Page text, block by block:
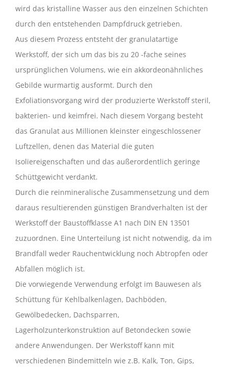
wird das kristalline Wasser aus den einzelnen Schichten
durch den entstehenden Dampfdruck getrieben.
Aus diesem Prozess entsteht der granulatartige
Werkstoff, der sich um das bis zu 20 -fache seines
ursprünglichen Volumens, wie ein akkordeonähnliches
Gebilde wurmartig ausformt. Durch den
Exfoliationsvorgang wird der produzierte Werkstoff steril,
bakterien- und keimfrei. Nach diesem Vorgang besteht
das Granulat aus Millionen kleinster eingeschlossener
Luftzellen, denen das Material die guten
Isoliereigenschaften und das außerordentlich geringe
Schüttgewicht verdankt.
Durch die reinmineralische Zusammensetzung und dem
daraus resultierenden günstigen Brandverhalten ist der
Werkstoff der Baustoffklasse A1 nach DIN EN 13501
zuzuordnen. Eine Unterteilung ist nicht notwendig, da im
Brandfall weder Rauchentwicklung noch Abtropfen oder
Abfallen möglich ist.
Die vorwiegende Verwendung erfolgt im Bauwesen als
Schüttung für Kehlbalkenlagen, Dachböden,
Gewölbedecken, Dachsparren,
Lagerholzunterkonstruktion auf Betondecken sowie
andere Anwendungen. Der Werkstoff kann mit
verschiedenen Bindemitteln wie z.B. Kalk, Ton, Gips,